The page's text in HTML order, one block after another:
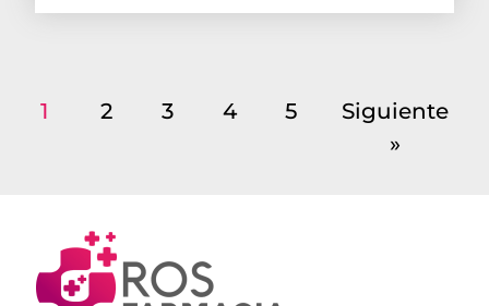
1 2 3 4 5
Siguiente
»